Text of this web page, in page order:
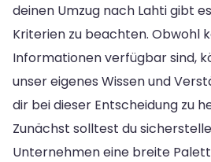
deinen Umzug nach Lahti gibt
Kriterien zu beachten. Obwohl
Informationen verfügbar sind,
unser eigenes Wissen und
dir bei dieser Entscheidung zu
Zunächst solltest du
Unternehmen eine breite